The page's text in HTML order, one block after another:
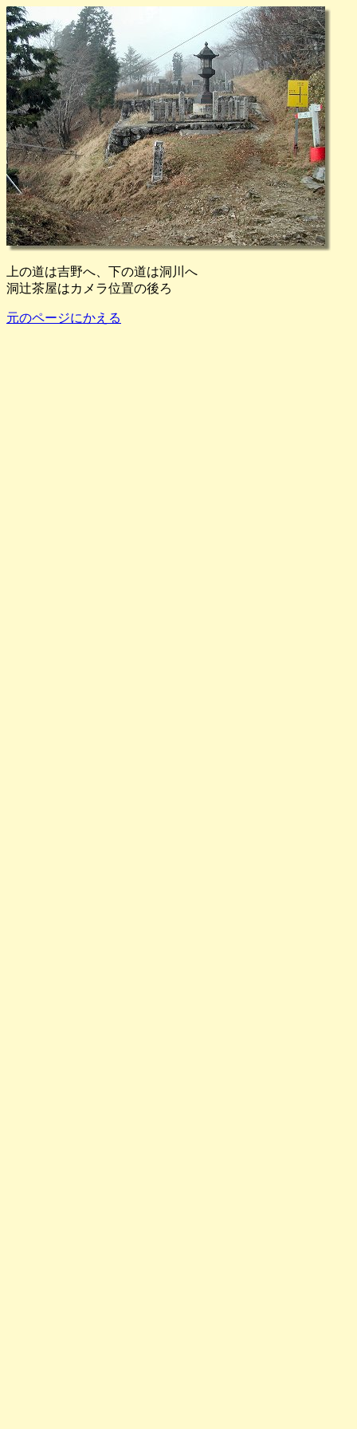
上の道は吉野へ、下の道は洞川へ
洞辻茶屋はカメラ位置の後ろ
元のページにかえる